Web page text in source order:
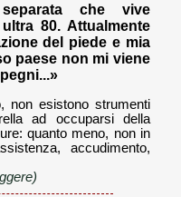
che vive
80. Attualmente
del piede e mia
paese non mi viene
non esistono strumenti
ad occuparsi della
quanto meno, non in
accudimento,